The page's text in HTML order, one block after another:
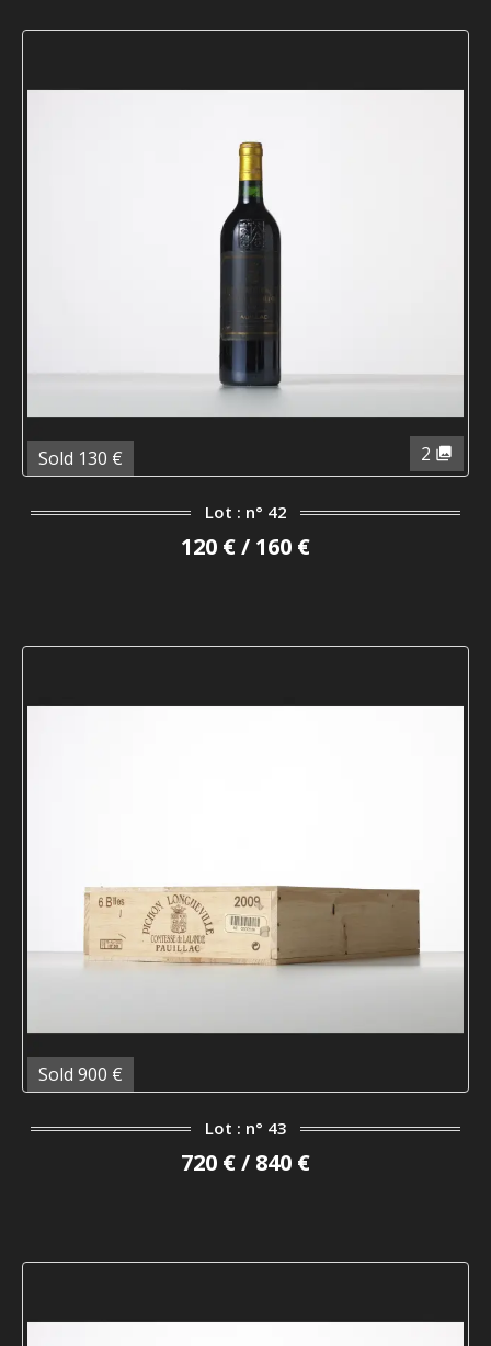
2
Sold 130 €
Lot : n° 42
120 € / 160 €
Sold 900 €
Lot : n° 43
720 € / 840 €